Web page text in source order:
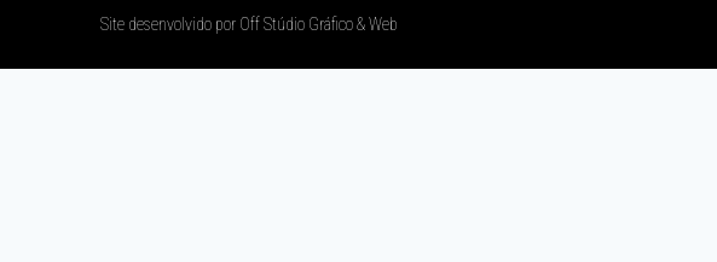
Site desenvolvido por Off Stúdio Gráfico & Web